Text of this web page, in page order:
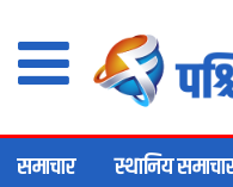
समाचार स्थानिय